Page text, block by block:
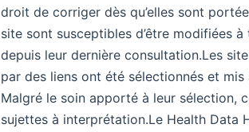
droit de corriger dès qu’elles sont
site sont susceptibles d’être modifiées
depuis leur dernière consultation. ​ Les
par des liens ont été sélectionnés et
Malgré le soin apporté à leur sélection,
sujettes à interprétation. ​ Le Health